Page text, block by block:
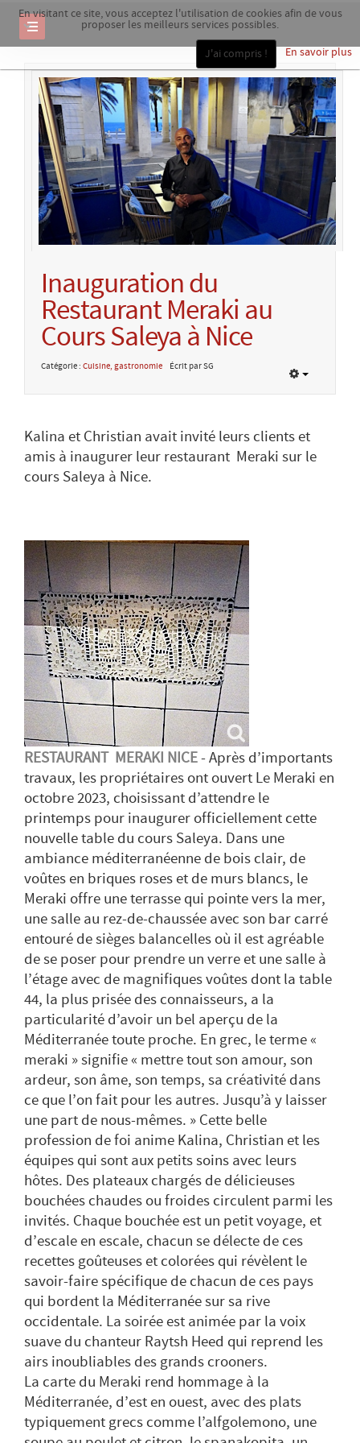
En visitant ce site, vous acceptez l'utilisation de cookies afin de vous
proposer les meilleurs services possibles.
En savoir plus
J'ai compris !
Inauguration du
Restaurant Meraki au
Cours Saleya à Nice
Catégorie : Cuisine, gastronomie Écrit par SG
Kalina et Christian avait invité leurs clients et
amis à inaugurer leur restaurant Meraki sur le
cours Saleya à Nice.
RESTAURANT MERAKI NICE- Après d’importants
travaux, les propriétaires ont ouvert Le Meraki en
octobre 2023, choisissant d’attendre le
printemps pour inaugurer officiellement cette
nouvelle table du cours Saleya. Dans une
ambiance méditerranéenne de bois clair, de
voûtes en briques roses et de murs blancs, le
Meraki offre une terrasse qui pointe vers la mer,
une salle au rez-de-chaussée avec son bar carré
entouré de sièges balancelles où il est agréable
de se poser pour prendre un verre et une salle à
l’étage avec de magnifiques voûtes dont la table
44, la plus prisée des connaisseurs, a la
particularité d’avoir un bel aperçu de la
Méditerranée toute proche. En grec, le terme «
meraki » signifie « mettre tout son amour, son
ardeur, son âme, son temps, sa créativité dans
ce que l’on fait pour les autres. Jusqu’à y laisser
une part de nous-mêmes. » Cette belle
profession de foi anime Kalina, Christian et les
équipes qui sont aux petits soins avec leurs
hôtes. Des plateaux chargés de délicieuses
bouchées chaudes ou froides circulent parmi les
invités. Chaque bouchée est un petit voyage, et
d’escale en escale, chacun se délecte de ces
recettes goûteuses et colorées qui révèlent le
savoir-faire spécifique de chacun de ces pays
qui bordent la Méditerranée sur sa rive
occidentale. La soirée est animée par la voix
suave du chanteur Raytsh Heed qui reprend les
airs inoubliables des grands crooners.
La carte du Meraki rend hommage à la
Méditerranée, d’est en ouest, avec des plats
typiquement grecs comme l’alfgolemono, une